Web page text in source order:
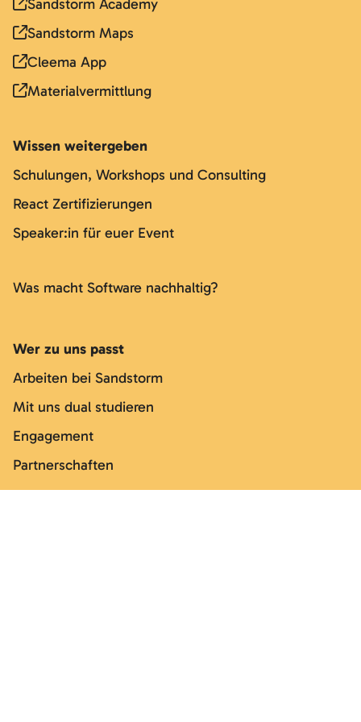
Sandstorm Academy
Sandstorm Maps
Cleema App
Materialvermittlung
Wissen weitergeben
Schulungen, Workshops und Consulting
React Zertifizierungen
Speaker:in für euer Event
Was macht Software nachhaltig?
Wer zu uns passt
Arbeiten bei Sandstorm
Mit uns dual studieren
Engagement
Partnerschaften